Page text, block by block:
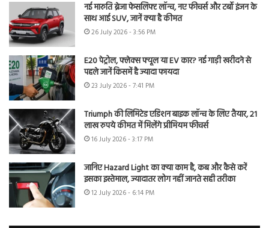
नई मारुति ब्रेजा फेसलिफ्ट लॉन्च, नए फीचर्स और टर्बो इंजन के
साथ आई SUV, जानें क्या है कीमत
26 July 2026 - 3:56 PM
E20 पेट्रोल, फ्लेक्स फ्यूल या EV कार? नई गाड़ी खरीदने से
पहले जानें किसमें है ज्यादा फायदा
23 July 2026 - 7:41 PM
Triumph की लिमिटेड एडिशन बाइक लॉन्च के लिए तैयार, 21
लाख रुपये कीमत में मिलेंगे प्रीमियम फीचर्स
16 July 2026 - 3:17 PM
जानिए Hazard Light का क्या काम है, कब और कैसे करें
इसका इस्तेमाल, ज्यादातर लोग नहीं जानते सही तरीका
12 July 2026 - 6:14 PM